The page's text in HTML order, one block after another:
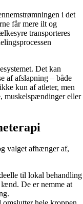
i det
får mere ilt og
transporteres
Det kan
af afslapning – både
kun af atleter, men
muskelspændinger eller
valget afhænger af,
til lokal behandling
De er nemme at